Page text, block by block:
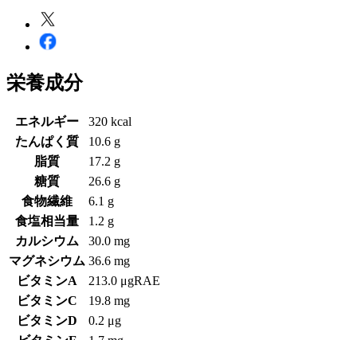
栄養成分
エネルギー
320 kcal
たんぱく質
10.6 g
脂質
17.2 g
糖質
26.6 g
食物繊維
6.1 g
食塩相当量
1.2 g
カルシウム
30.0 mg
マグネシウム 36.6 mg
ビタミンA
213.0 μgRAE
ビタミンC
19.8 mg
ビタミンD
0.2 μg